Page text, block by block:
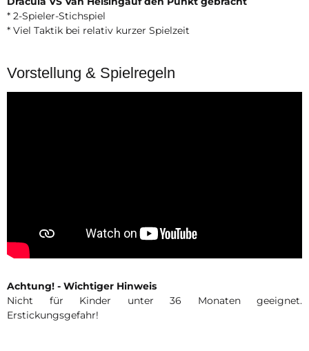
* 2-Spieler-Stichspiel
* Viel Taktik bei relativ kurzer Spielzeit
Vorstellung & Spielregeln
Achtung! - Wichtiger Hinweis
Nicht für Kinder unter 36 Monaten geeignet.
Erstickungsgefahr!